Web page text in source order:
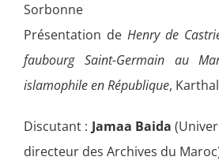
Sorbonne
Présentation de Henry de
faubourg Saint-Germain au
islamophile en République,
Discutant : Jamaa Baida
directeur des Archives du